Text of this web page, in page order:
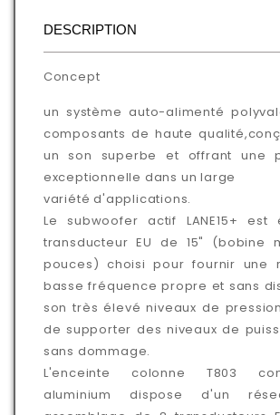
DESCRIPTION
Concept
un système auto-alimenté
composants de haute
un son superbe et offrant une
exceptionnelle dans un large
variété d'applications.
Le subwoofer actif LANE15+ est
transducteur EU de 15" (bobine
pouces) choisi pour fournir une
basse fréquence propre et sans
son très élevé niveaux de
de supporter des niveaux de
sans dommage.
L'enceinte colonne T803
aluminium dispose d'un